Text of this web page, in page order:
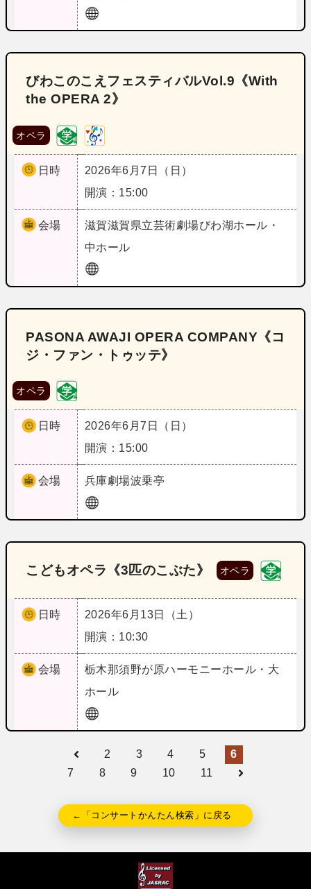
びわこのこえフェスティバルVol.9《With
the OPERA 2》
オペラ
日時
2026年6月7日（日）
開演：15:00
会場 滋賀滋賀県立芸術劇場びわ湖ホール・
中ホール
PASONA AWAJI OPERA COMPANY《コ
ジ・ファン・トゥッテ》
オペラ
日時
2026年6月7日（日）
開演：15:00
会場 兵庫劇場波乗亭
こどもオペラ《3匹のこぶた》 オペラ
日時
2026年6月13日（土）
開演：10:30
会場 栃木那須野が原ハーモニーホール・大
ホール
2 3 4 5
6
7
8 9 10 11
←「コンサートかんたん検索」に戻る